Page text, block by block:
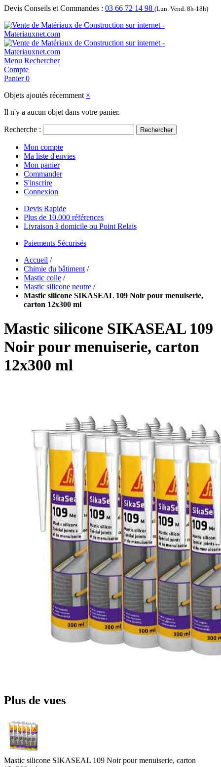
Devis Conseils et Commandes : 03 66 72 14 98 (Lun. Vend. 8h-18h)
Menu Rechercher
Compte
Panier 0
Objets ajoutés récemment ×
Il n'y a aucun objet dans votre panier.
Recherche : Rechercher
Mon compte
Ma liste d'envies
Mon panier
Commander
S'inscrire
Connexion
Devis Rapide
Plus de 10.000 références
Livraison à domicile ou Point Relais
Paiements Sécurisés
Accueil /
Chimie du bâtiment /
Mastic colle /
Mastic silicone neutre /
Mastic silicone SIKASEAL 109 Noir pour menuiserie,
carton 12x300 ml
Mastic silicone SIKASEAL 109
Noir pour menuiserie, carton
12x300 ml
Plus de vues
Mastic silicone SIKASEAL 109 Noir pour menuiserie, carton